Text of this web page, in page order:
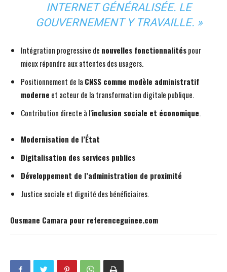
INTERNET GÉNÉRALISÉE. LE
GOUVERNEMENT Y TRAVAILLE. »
Intégration progressive de nouvelles fonctionnalitéspour
mieux répondre aux attentes des usagers.
Positionnement de la CNSS comme modèle administratif
moderne et acteur de la transformation digitale publique.
Contribution directe à l’inclusion sociale et économique.
Modernisation de l’État
Digitalisation des services publics
Développement de l’administration de proximité
Justice sociale et dignité des bénéficiaires.
Ousmane Camara pour referenceguinee.com